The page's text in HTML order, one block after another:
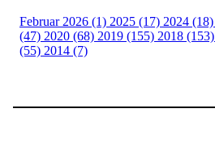
Februar 2026 (1) 2025 (17) 2024 (18)
(47) 2020 (68) 2019 (155) 2018 (153)
(55) 2014 (7)